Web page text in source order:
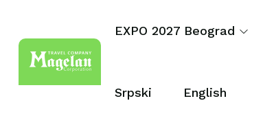
EXPO 2027 Beograd
Srpski English